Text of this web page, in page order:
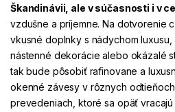
Škandinávii, ale v súčasnosti i v
vzdušne a príjemne. Na dotvorenie
vkusné doplnky s nádychom
nástenné dekorácie alebo okázalé
tak bude pôsobiť rafinovane a
okenné závesy v rôznych
prevedeniach, ktoré sa opäť